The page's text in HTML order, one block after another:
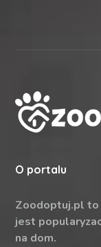
O portalu
Zoodoptuj.pl to
jest
na dom.